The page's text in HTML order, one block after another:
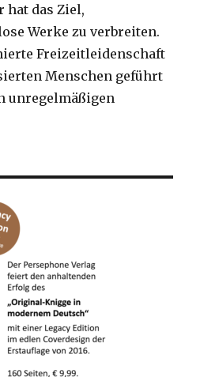
hat das Ziel,
Werke zu verbreiten.
Freizeitleidenschaft
Menschen geführt
unregelmäßigen